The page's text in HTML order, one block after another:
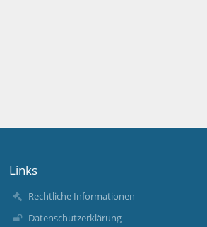
Links
Rechtliche Informationen
Datenschutzerklärung